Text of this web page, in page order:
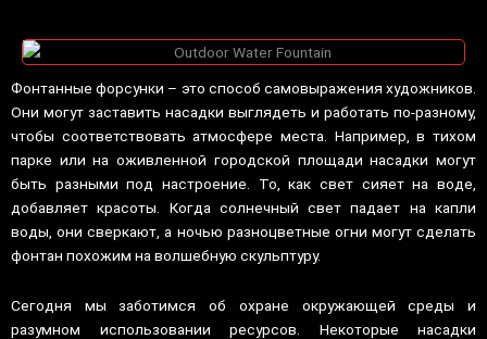
Фонтанные форсунки – это способ самовыражения художников.
Они могут заставить насадки выглядеть и работать по-разному,
чтобы соответствовать атмосфере места. Например, в тихом
парке или на оживленной городской площади насадки могут
быть разными под настроение. То, как свет сияет на воде,
добавляет красоты. Когда солнечный свет падает на капли
воды, они сверкают, а ночью разноцветные огни могут сделать
фонтан похожим на волшебную скульптуру.
Сегодня мы заботимся об охране окружающей среды и
разумном использовании ресурсов. Некоторые насадки